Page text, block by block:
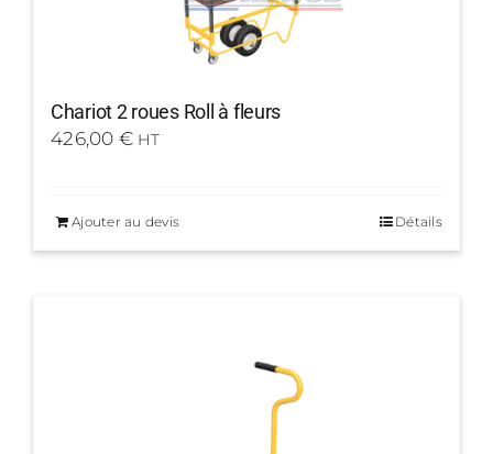
Chariot 2 roues Roll à fleurs
426,00 € HT
Ajouter au devis Détails